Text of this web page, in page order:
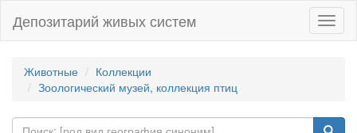
Депозитарий живых систем
Животные
Коллекции
Зоологический музей, коллекция птиц